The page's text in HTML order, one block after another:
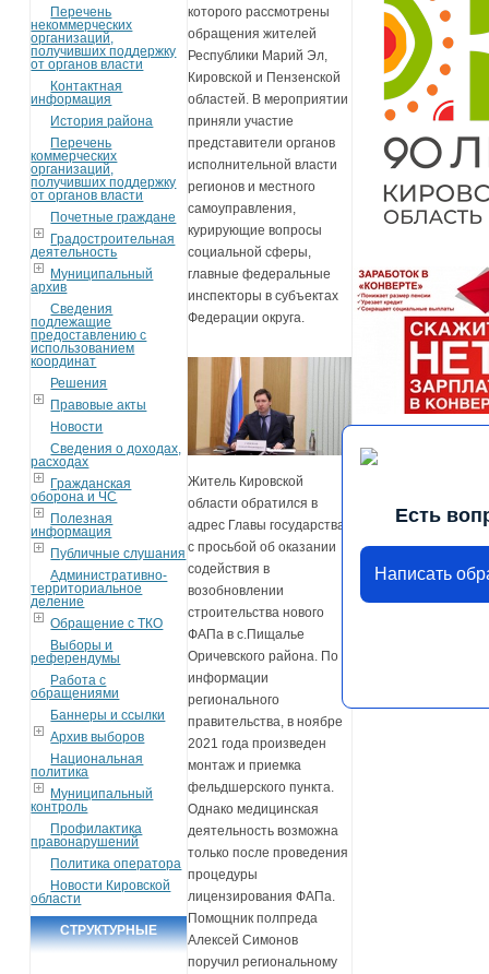
Перечень
некоммерческих
организаций,
получивших поддержку
от органов власти
Контактная
информация
История района
Перечень
коммерческих
организаций,
получивших поддержку
от органов власти
Почетные граждане
Градостроительная
деятельность
Муниципальный
архив
Сведения
подлежащие
предоставлению с
использованием
координат
Решения
Правовые акты
Новости
Сведения о доходах,
расходах
Гражданская
оборона и ЧС
Полезная
информация
Публичные слушания
Административно-
территориальное
деление
Обращение с ТКО
Выборы и
референдумы
Работа с
обращениями
Баннеры и ссылки
Архив выборов
Национальная
политика
Муниципальный
контроль
Профилактика
правонарушений
Политика оператора
Новости Кировской
области
СТРУКТУРНЫЕ
которого рассмотрены
обращения жителей
Республики Марий Эл,
Кировской и Пензенской
областей. В мероприятии
приняли участие
представители органов
исполнительной власти
регионов и местного
самоуправления,
курирующие вопросы
социальной сферы,
главные федеральные
инспекторы в субъектах
Федерации округа.
Житель Кировской
области обратился в
адрес Главы государства
с просьбой об оказании
содействия в
возобновлении
строительства нового
ФАПа в с.Пищалье
Оричевского района. По
информации
регионального
правительства, в ноябре
2021 года произведен
монтаж и приемка
фельдшерского пункта.
Однако медицинская
деятельность возможна
только после проведения
процедуры
лицензирования ФАПа.
Помощник полпреда
Алексей Симонов
поручил региональному
Есть
Написать